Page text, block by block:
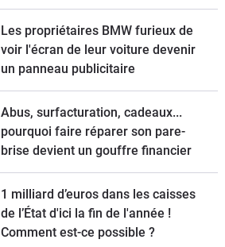
Les propriétaires BMW furieux de
voir l'écran de leur voiture devenir
un panneau publicitaire
Abus, surfacturation, cadeaux...
pourquoi faire réparer son pare-
brise devient un gouffre financier
1 milliard d’euros dans les caisses
de l’État d'ici la fin de l'année !
Comment est-ce possible ?